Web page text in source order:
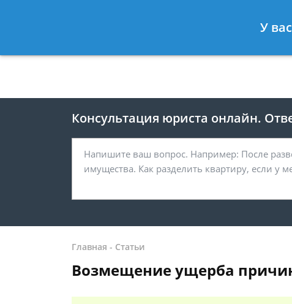
8 812 467-39-37
Консультация юриста онлайн.
Главная - Статьи
Возмещение ущерба
У